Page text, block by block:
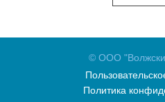
© ООО
Политика